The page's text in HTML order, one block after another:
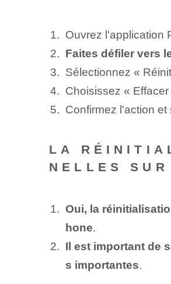
Ouvrez l'application
Faites défiler vers
Sélectionnez «
Choisissez «
Confirmez l'action
LA
NELLES
Oui, la
hone.
Il est important de
s importantes.